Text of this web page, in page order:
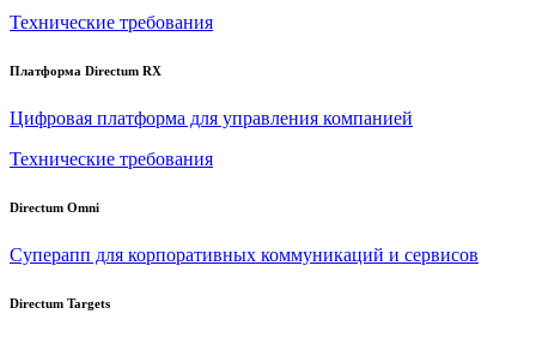
Технические требования
Платформа Directum RX
Цифровая платформа для управления компанией
Технические требования
Directum Omni
Суперапп для корпоративных коммуникаций и сервисов
Directum Targets